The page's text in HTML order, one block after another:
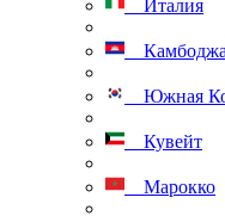
Италия
Камбоджа
Южная
Кувейт
Марокко